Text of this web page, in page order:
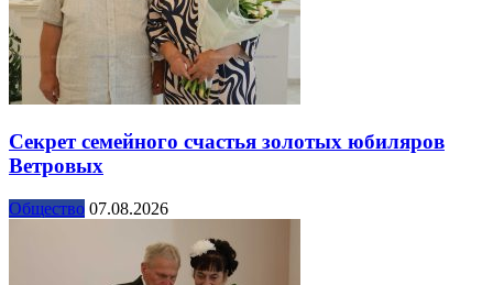
Секрет семейного счастья золотых юбиляров
Ветровых
Общество 07.08.2026